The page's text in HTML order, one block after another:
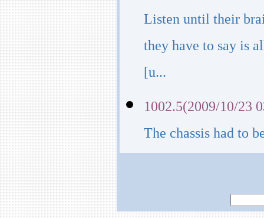
Listen until their
they have to say is
[u...
1002.5(2009/10/23
The chassis had to